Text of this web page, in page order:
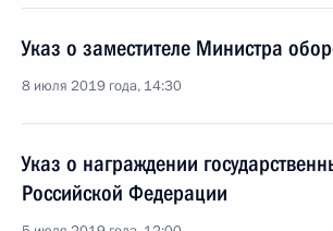
Указ о заместителе Министра
8 июля 2019 года, 14:30
Указ о награждении
Российской Федерации